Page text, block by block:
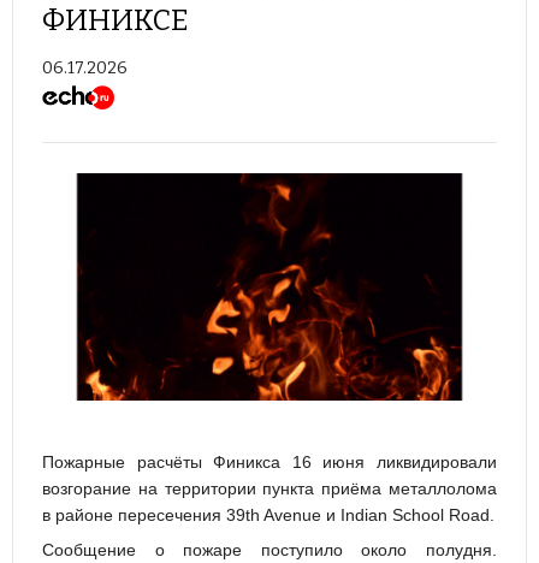
ФИНИКСЕ
06.17.2026
Пожарные расчёты Финикса 16 июня ликвидировали
возгорание на территории пункта приёма металлолома
в районе пересечения 39th Avenue и Indian School Road.
Сообщение о пожаре поступило около полудня.